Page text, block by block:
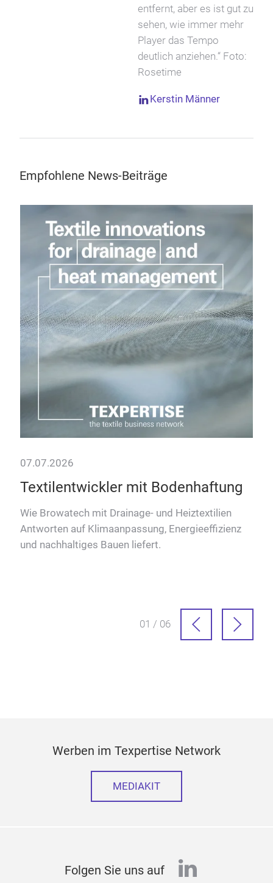
entfernt, aber es ist gut zu
sehen, wie immer mehr
Player das Tempo
deutlich anziehen.“ Foto:
Rosetime
Kerstin Männer
Empfohlene News-Beiträge
07.07.2026
Textilentwickler mit Bodenhaftung
Wie Browatech mit Drainage- und Heiztextilien
Antworten auf Klimaanpassung, Energieeffizienz
und nachhaltiges Bauen liefert.
01 / 06
Werben im Texpertise Network
MEDIAKIT
Folgen Sie uns auf linkedin